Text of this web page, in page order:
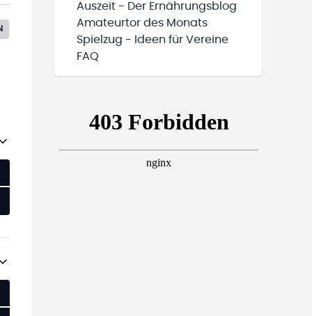
Auszeit - Der Ernährungsblog
Amateurtor des Monats
Spielzug - Ideen für Vereine
FAQ